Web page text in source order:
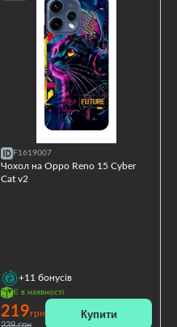
F1619007
Чохол на Oppo Reno 15 Cyber
Cat v2
+11 бонусів
Є в наявності
219грн
239 грн
Купити